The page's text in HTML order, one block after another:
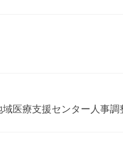
医療支援センター人事調